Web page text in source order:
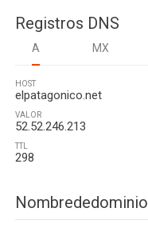
Registros DNS
A MX
HOST
elpatagonico.net
VALOR
52.52.246.213
TTL
298
Nombrededominio